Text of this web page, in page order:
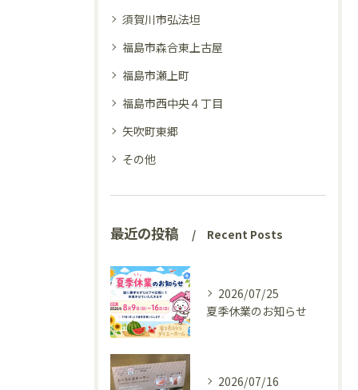
須賀川市弘法坦
福島市森合東上古屋
福島市瀬上町
福島市西中央４丁目
矢吹町東郷
その他
最近の投稿 Recent Posts
2026/07/25
夏季休業のお知らせ
2026/07/16